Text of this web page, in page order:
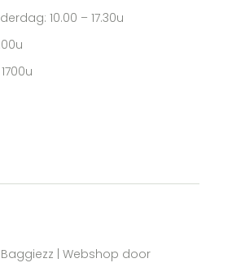
10.00 – 17.30u
| Webshop door